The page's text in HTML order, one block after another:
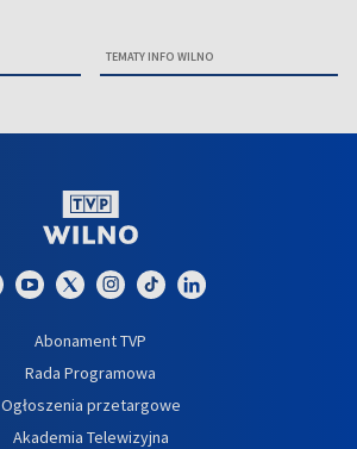
TEMATY INFO WILNO
Abonament TVP
Rada Programowa
Ogłoszenia przetargowe
Akademia Telewizyjna